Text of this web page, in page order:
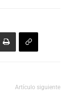
Artículo siguiente